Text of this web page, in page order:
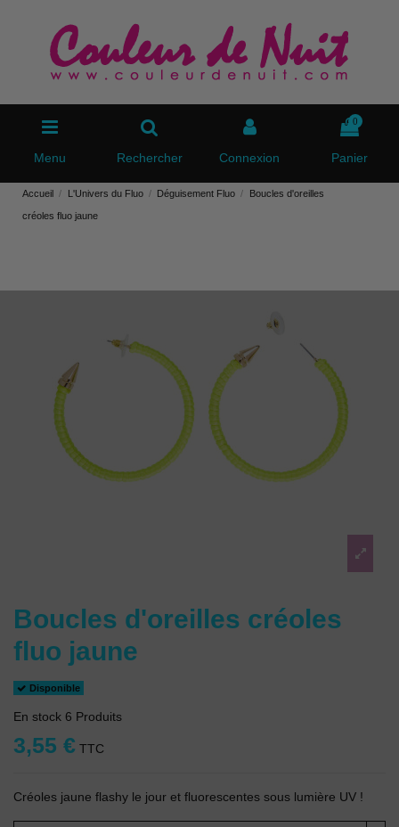
Menu Rechercher Connexion
0
Panier
Accueil L'Univers du Fluo Déguisement Fluo Boucles d'oreilles
créoles fluo jaune
Boucles d'oreilles créoles
fluo jaune
Disponible
En stock 6 Produits
3,55 € TTC
Créoles jaune flashy le jour et fluorescentes sous lumière UV !